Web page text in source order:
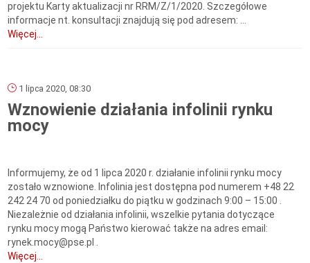
projektu Karty aktualizacji nr RRM/Z/1/2020. Szczegółowe
informacje nt. konsultacji znajdują się pod adresem: ...
Więcej...
1 lipca 2020, 08:30
Wznowienie działania infolinii rynku
mocy
Informujemy, że od 1 lipca 2020 r. działanie infolinii rynku mocy
zostało wznowione. Infolinia jest dostępna pod numerem +48 22
242 24 70 od poniedziałku do piątku w godzinach 9:00 – 15:00 .
Niezależnie od działania infolinii, wszelkie pytania dotyczące
rynku mocy mogą Państwo kierować także na adres email:
rynek.mocy@pse.pl .
Więcej...